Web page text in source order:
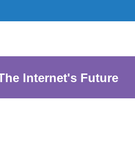
Internet's Future